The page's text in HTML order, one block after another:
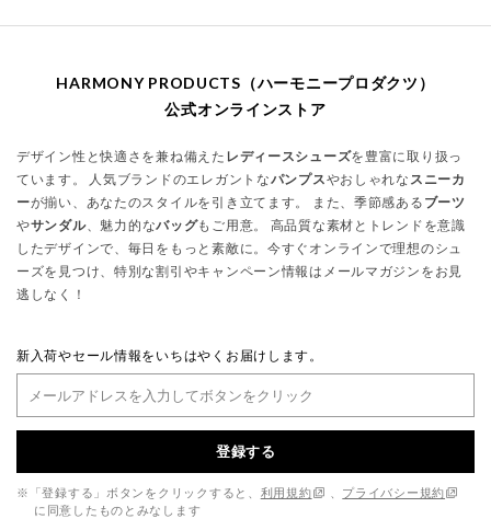
HARMONY PRODUCTS（ハーモニープロダクツ）
公式オンラインストア
デザイン性と快適さを兼ね備えた レディースシューズを豊富に取り扱っ
ています。 人気ブランドのエレガントなパンプスやおしゃれな スニーカ
ーが揃い、あなたのスタイルを引き立てます。 また、季節感ある ブーツ
やサンダル、魅力的なバッグもご用意。 高品質な素材とトレンドを意識
したデザインで、毎日をもっと素敵に。今すぐオンラインで理想のシュ
ーズを見つけ、特別な割引やキャンペーン情報はメールマガジンをお見
逃しなく！
新入荷やセール情報をいちはやくお届けします。
登録する
※「登録する」ボタンをクリックすると、 利用規約
プライバシー規約
に同意したものとみなします